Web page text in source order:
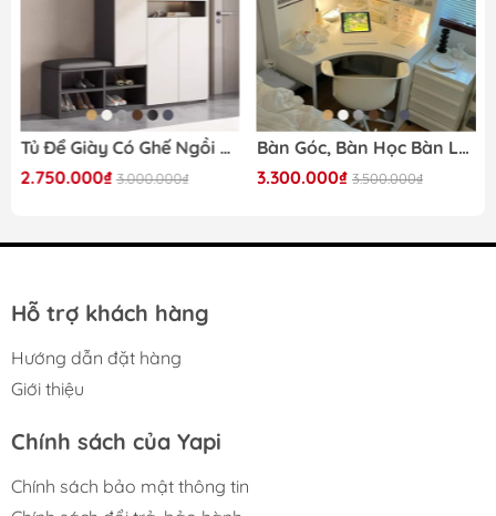
Khách hàng tham khảo kĩ thông tin về sản phẩm trước
khi đặt và nhận hàng củaYapi
Mã sản phẩm:
Yapi-1208
Kích thước
(DxRxC):
90x41x117cm
chống ẩm
Thời gian nhận
Bảo hành:
VẬT LIỆU CAO CẤP
Sản phẩm được chế tác từ gỗ công nghiệp MDF lõi xanh
Tủ Để Giày Có Ghế Ngồi Bọc Nệm 140x35x100cm Yapi-322
2.750.000₫ 3.000.000₫
Bàn Góc, Bàn Học Bàn Làm Việc Đa Năng 100x100x142cm Có Kệ Để Đồ Siêu Tiện Dụng Yapi-418
3.300.000₫ 3.500.000₫
Hỗ trợ khách hàng
Hướng dẫn đặt hàng
Giới thiệu
Chính sách của Yapi
Chính sách bảo mật thông tin